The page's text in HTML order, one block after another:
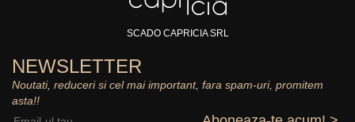
SCADO CAPRICIA SRL
NEWSLETTER
Noutati, reduceri si cel mai important, fara spam-uri, promitem
asta!!